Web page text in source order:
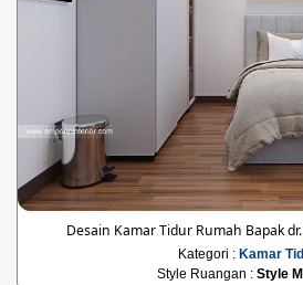
Desain Kamar Tidur Rumah Bapak
Kategori : Kamar
Style Ruangan : Style